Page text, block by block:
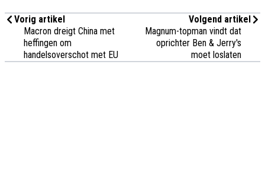
Vorig artikel
Macron dreigt China met
heffingen om
handelsoverschot met EU
Volgend artikel
Magnum-topman vindt dat
oprichter Ben & Jerry's
moet loslaten